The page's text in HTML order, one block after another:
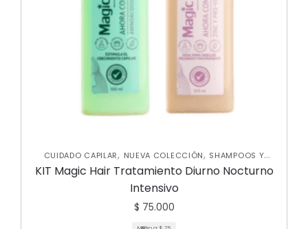
CUIDADO CAPILAR, NUEVA COLECCIÓN, SHAMPOOS Y
ACONDICIONADORES
TRATAMIENTOS CAPILARES
KIT Magic Hair Tratamiento Diurno Nocturno
Intensivo
$ 75.000